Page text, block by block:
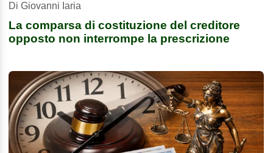
Di Giovanni Iaria
La comparsa di costituzione del creditore
opposto non interrompe la prescrizione